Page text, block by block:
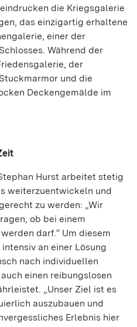
die Kriegsgalerie
das einzigartig erhaltene
einer der
Während der
der
und die
Deckengemälde im
Hurst arbeitet stetig
weiterzuentwickeln und
zu werden: „Wir
ob bei einem
darf.“ Um diesem
an einer Lösung
nach individuellen
einen reibungslosen
„Unser Ziel ist es
auszubauen und
Erlebnis hier